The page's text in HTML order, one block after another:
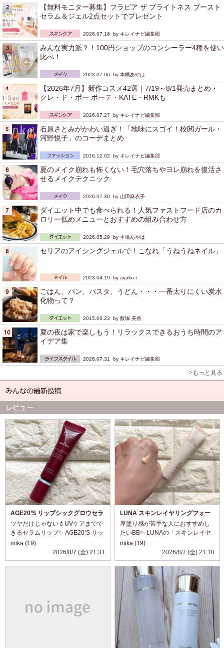
【無料モニター募集】フラビア ザ ブライトネス ブースト
セラム＆ジェル2点セットでプレゼント
2026.07.16 by キレイナビ編集部
みんな実力派？！100円ショップのコンシーラー4種を使い
比べ！
2023.07.06 by 本橋あやは
【2026年7月】新作コスメ42選｜7/19～8/1発売まとめ・
クレ・ド・ポー ボーテ・KATE・RMKも
2026.07.27 by キレイナビ編集部
石原さとみがかわい過ぎ！「地味にスゴイ！校閲ガール・
河野悦子」のコーデまとめ
2016.12.02 by キレイナビ編集部
夏のメイク崩れも怖くない！毛穴落ちやヨレ崩れを復活さ
せるメイクテクニック
2026.07.30 by 山田麻衣子
ダイエット中でも食べられる！人気ファストフード店のカ
ロリー低めメニューとおすすめの組み合わせ方
2026.05.29 by 本橋あやは
セリアのアイシングジェルで！こなれ「うねうねネイル」
2023.04.19 by ayako.r
ごはん、パン、パスタ、うどん・・・一番太りにくい炭水
化物って？
2015.06.23 by 飯塚 美香
夏の夜は家で楽しもう！リラックスできるおうち時間のア
イデア集
2026.07.31 by キレイナビ編集部
>もっと見る
AGE20’S リップシックグロウセラ
ム 09 Rouge Brick
ツヤだけじゃない💄UVケアまでで
きるセラムリップ✨ AGE20’S リッ
プシックグロウセラム 09 Rouge
Brickを使ってみました❤️ これ、見
た目はツヤ感たっぷりのリップな
mika (19)
2026/8/7 (金) 21:31
LUNA スキンレイヤリングフォー
ミュラBB
厚塗り感が苦手な人におすすめし
たいBB✨ LUNAの「スキンレイヤ
リングフォーミュラBB」を使って
みました💕 テクスチャーは、まる
で保湿クリームみたいにしっとり
なめらか。するする伸びて肌にな
じ...
mika (19)
2026/8/7 (金) 21:10